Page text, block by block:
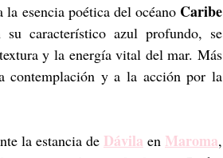
la esencia poética del océano Caribe
característico azul profundo, se
y la energía vital del mar. Más
contemplación y a la acción por la
la estancia de Dávila en Maroma,